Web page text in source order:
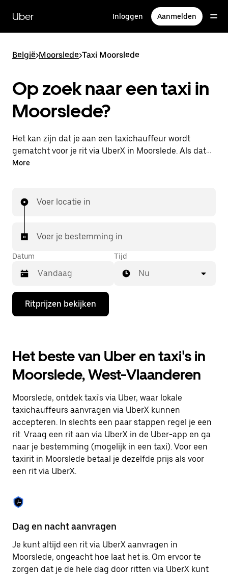
naar
hoofdinhoud
Uber Inloggen Aanmelden
België>Moorslede>Taxi Moorslede
Op zoek naar een taxi in
Moorslede?
Het kan zijn dat je aan een taxichauffeur wordt
gematcht voor je rit via UberX in Moorslede. Als dat
zo is, profiteer je van dezelfde 24/7 beschikbaarheid
More
Voer locatie in
Voer je bestemming in
Datum
Druk
de
de
agenda
te
openen
een
datum
selecteren.
Druk
op
Escape
om
de
sluiten.
Tijd
Nu
Ritprijzen bekijken
Het beste van Uber en taxi's in
Moorslede, West-Vlaanderen
Moorslede, ontdek taxi's via Uber, waar lokale
taxichauffeurs aanvragen via UberX kunnen
accepteren. In slechts een paar stappen regel je een
rit. Vraag een rit aan via UberX in de Uber-app en ga
naar je bestemming (mogelijk in een taxi). Voor een
taxirit in Moorslede betaal je dezelfde prijs als voor
een rit via UberX.
Dag en nacht aanvragen
Je kunt altijd een rit via UberX aanvragen in
Moorslede, ongeacht hoe laat het is. Om ervoor te
zorgen dat je de hele dag door ritten via UberX kunt